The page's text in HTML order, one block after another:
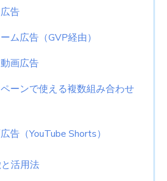
告
ム広告（GVP経由）
画広告
ーンで使える複数組み合わせ
告（YouTube Shorts）
活用法